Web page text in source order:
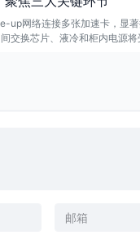
up网络连接多张加速卡，显
交换芯片、液冷和柜内电源